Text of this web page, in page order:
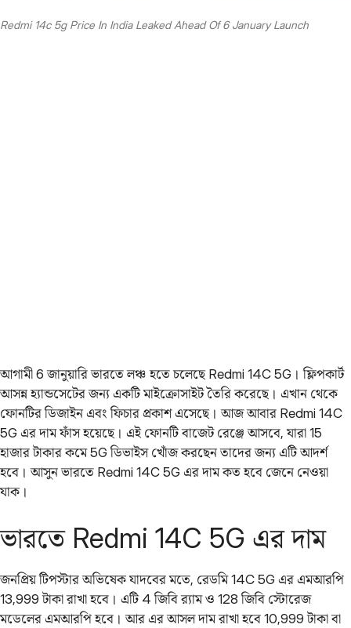
Redmi 14c 5g Price In India Leaked Ahead Of 6 January Launch
আগামী 6 জানুয়ারি ভারতে লঞ্চ হতে চলেছে Redmi 14C 5G। ফ্লিপকার্ট
আসন্ন হ্যান্ডসেটের জন্য একটি মাইক্রোসাইট তৈরি করেছে। এখান থেকে
ফোনটির ডিজাইন এবং ফিচার প্রকাশ এসেছে। আজ আবার Redmi 14C
5G এর দাম ফাঁস হয়েছে। এই ফোনটি বাজেট রেঞ্জে আসবে, যারা 15
হাজার টাকার কমে 5G ডিভাইস খোঁজ করছেন তাদের জন্য এটি আদর্শ
হবে। আসুন ভারতে Redmi 14C 5G এর দাম কত হবে জেনে নেওয়া
যাক।
ভারতে Redmi 14C 5G এর দাম
জনপ্রিয় টিপস্টার অভিষেক যাদবের মতে, রেডমি 14C 5G এর এমআরপি
13,999 টাকা রাখা হবে। এটি 4 জিবি র‌্যাম ও 128 জিবি স্টোরেজ
মডেলের এমআরপি হবে। আর এর আসল দাম রাখা হবে 10,999 টাকা বা